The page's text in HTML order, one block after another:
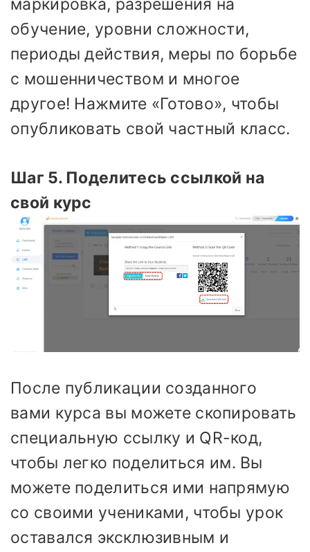
маркировка, разрешения на
обучение, уровни сложности,
периоды действия, меры по борьбе
с мошенничеством и многое
другое! Нажмите «Готово», чтобы
опубликовать свой частный класс.
Шаг 5. Поделитесь ссылкой на
свой курс
После публикации созданного
вами курса вы можете скопировать
специальную ссылку и QR-код,
чтобы легко поделиться им. Вы
можете поделиться ими напрямую
со своими учениками, чтобы урок
оставался эксклюзивным и